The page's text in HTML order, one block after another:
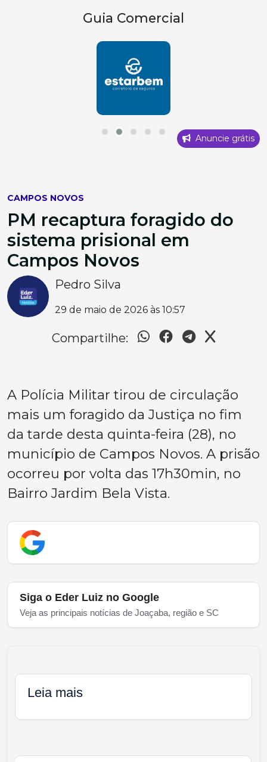
Guia Comercial
Anuncie grátis
CAMPOS NOVOS
PM recaptura foragido do
sistema prisional em
Campos Novos
Pedro Silva
29 de maio de 2026 às 10:57
Compartilhe:
A Polícia Militar tirou de circulação
mais um foragido da Justiça no fim
da tarde desta quinta-feira (28), no
município de Campos Novos. A prisão
ocorreu por volta das 17h30min, no
Bairro Jardim Bela Vista.
Siga o Eder Luiz no Google
Veja as principais notícias de Joaçaba, região e SC
Leia mais